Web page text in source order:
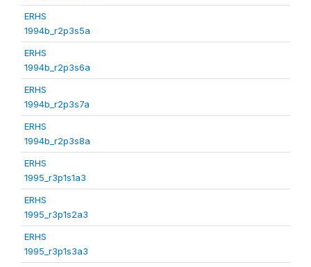
ERHS
1994b_r2p3s5a
ERHS
1994b_r2p3s6a
ERHS
1994b_r2p3s7a
ERHS
1994b_r2p3s8a
ERHS
1995_r3p1s1a3
ERHS
1995_r3p1s2a3
ERHS
1995_r3p1s3a3